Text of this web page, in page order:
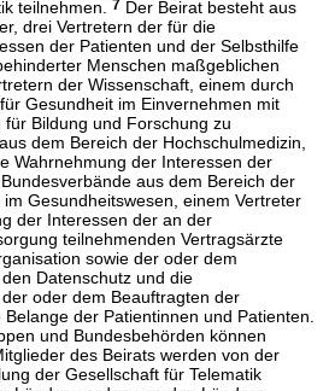
teilnehmen.
7Der Beirat besteht aus
drei Vertretern der für die
der Patienten und der Selbsthilfe
Menschen maßgeblichen
der Wissenschaft, einem durch
Gesundheit im Einvernehmen mit
Bildung und Forschung zu
dem Bereich der Hochschulmedizin,
Wahrnehmung der Interessen der
aus dem Bereich der
Gesundheitswesen, einem Vertreter
der Interessen der an der
teilnehmenden Vertragsärzte
sowie der oder dem
Datenschutz und die
oder dem Beauftragten der
der Patientinnen und Patienten.
und Bundesbehörden können
des Beirats werden von der
der Gesellschaft für Telematik